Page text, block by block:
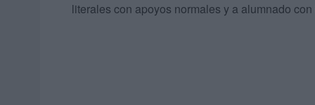
literales con apoyos normales y a alumnado